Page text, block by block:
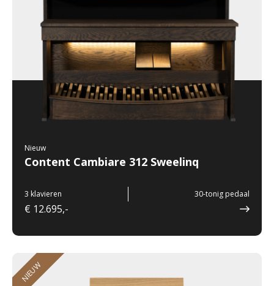
Nieuw
Content Cambiare 312 Sweelinq
3 klavieren 30-tonig pedaal
€ 12.695,-
NIEUW